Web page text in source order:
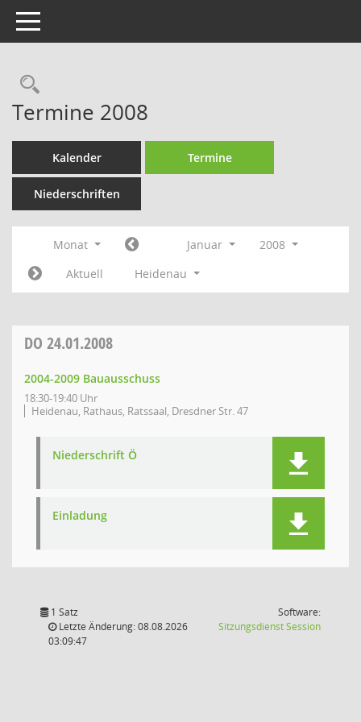
Toggle navigation
Rechercheauswahl
Termine 2008
Kalender Termine
Niederschriften
Monat Januar
2008
Aktuell
Heidenau
DO 24.01.2008
2004-2009 Bauausschuss
18:30-19:40 Uhr
Heidenau, Rathaus, Ratssaal, Dresdner Str. 47
Niederschrift Ö
Einladung
1 Satz
Letzte Änderung: 08.08.2026
03:09:47
Software:
SitzungsdienstSession(Wird in